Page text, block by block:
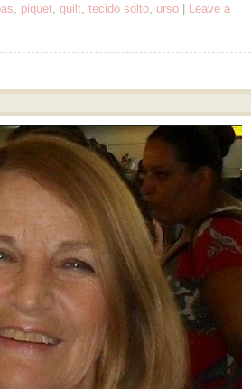
piquet quilt tecido solto urso | Leave a